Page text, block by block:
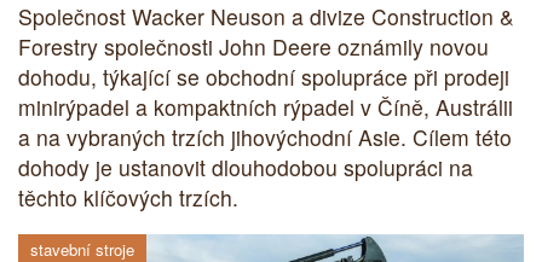
Společnost Wacker Neuson a divize Construction &
Forestry společnosti John Deere oznámily novou
dohodu, týkající se obchodní spolupráce při prodeji
minirýpadel a kompaktních rýpadel v Číně, Austrálii
a na vybraných trzích jihovýchodní Asie. Cílem této
dohody je ustanovit dlouhodobou spolupráci na
těchto klíčových trzích.
stavební stroje